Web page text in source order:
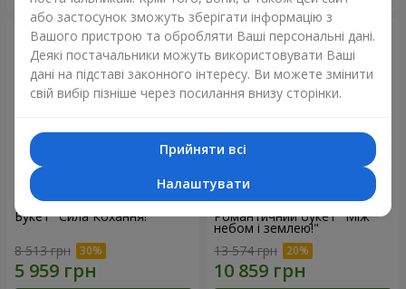
Букет "Сила Кохання!"
8 513 грн
Романтичний букет "Між
небом і землею!"
13 574 грн
або застосунок зможуть зберігати інформацію з
Вашого пристрою та обробляти Ваші персональні дані.
Деякі постачальники можуть використовувати Ваші
дані на підставі законного інтересу. Ви можете змінити
свій вибір пізніше через посилання внизу сторінки.
Прийняти всі
Налаштувати